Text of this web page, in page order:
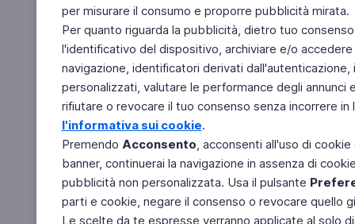
per misurare il consumo e proporre pubblicità mirata.
Per quanto riguarda la pubblicità, dietro tuo
l'identificativo del dispositivo, archiviare e/o
navigazione, identificatori derivati
personalizzati, valutare le performance degli
rifiutare o revocare il tuo consenso senza incorrere
l'informativa sui cookie.
Premendo Acconsento, acconsenti all'uso di
banner, continuerai la navigazione in assenza di
pubblicità non personalizzata. Usa il pulsante
parti e cookie, negare il consenso o revocare quello
Le scelte da te espresse verranno applicate al solo